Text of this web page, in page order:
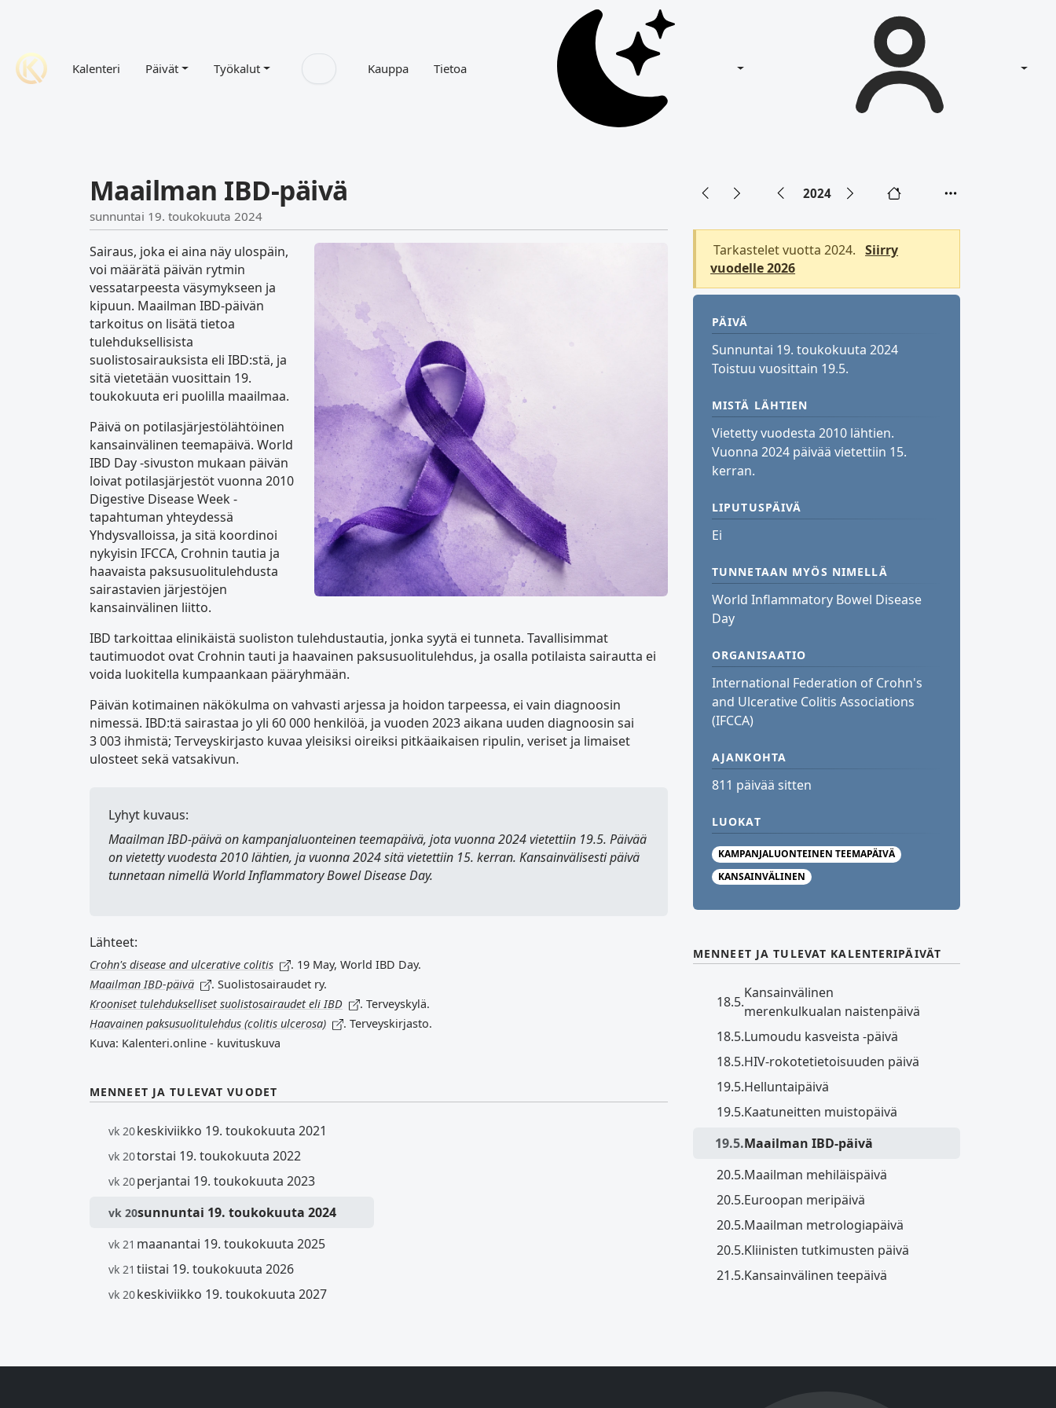
Kalenteri Päivät Työkalut Kauppa Tietoa
Maailman IBD-päivä
sunnuntai 19. toukokuuta 2024
2024
Sairaus, joka ei aina näy ulospäin,
voi määrätä päivän rytmin
vessatarpeesta väsymykseen ja
kipuun. Maailman IBD-päivän
tarkoitus on lisätä tietoa
tulehduksellisista
suolistosairauksista eli IBD:stä, ja
sitä vietetään vuosittain 19.
toukokuuta eri puolilla maailmaa.
Päivä on potilasjärjestölähtöinen
kansainvälinen teemapäivä. World
IBD Day -sivuston mukaan päivän
loivat potilasjärjestöt vuonna 2010
Digestive Disease Week -
tapahtuman yhteydessä
Yhdysvalloissa, ja sitä koordinoi
nykyisin IFCCA, Crohnin tautia ja
haavaista paksusuolitulehdusta
sairastavien järjestöjen
kansainvälinen liitto.
IBD tarkoittaa elinikäistä suoliston tulehdustautia, jonka syytä ei tunneta. Tavallisimmat
tautimuodot ovat Crohnin tauti ja haavainen paksusuolitulehdus, ja osalla potilaista sairautta ei
voida luokitella kumpaankaan pääryhmään.
Päivän kotimainen näkökulma on vahvasti arjessa ja hoidon tarpeessa, ei vain diagnoosin
nimessä. IBD:tä sairastaa jo yli 60 000 henkilöä, ja vuoden 2023 aikana uuden diagnoosin sai
3 003 ihmistä; Terveyskirjasto kuvaa yleisiksi oireiksi pitkäaikaisen ripulin, veriset ja limaiset
ulosteet sekä vatsakivun.
Lyhyt kuvaus:
Maailman IBD-päiväon kampanjaluonteinen teemapäivä, jota vuonna 2024 vietettiin 19.5. Päivää
on vietetty vuodesta 2010 lähtien, ja vuonna 2024 sitä vietettiin 15. kerran. Kansainvälisesti päivä
tunnetaan nimellä World Inflammatory Bowel Disease Day.
Lähteet:
Crohn's disease and ulcerative colitis
. 19 May, World IBD Day.
Maailman IBD-päivä
. Suolistosairaudet ry.
Krooniset tulehdukselliset suolistosairaudet eli IBD
. Terveyskylä.
Haavainen paksusuolitulehdus (colitis ulcerosa)
. Terveyskirjasto.
Kuva: Kalenteri.online - kuvituskuva
MENNEET JA TULEVAT VUODET
vk 20keskiviikko 19. toukokuuta 2021
vk 20torstai 19. toukokuuta 2022
vk 20perjantai 19. toukokuuta 2023
vk 20sunnuntai 19. toukokuuta 2024
vk 21 maanantai 19. toukokuuta 2025
vk 21 tiistai 19. toukokuuta 2026
vk 20keskiviikko 19. toukokuuta 2027
Tarkastelet vuotta 2024. Siirry
vuodelle 2026
PÄIVÄ
Sunnuntai 19. toukokuuta 2024
Toistuu vuosittain 19.5.
MISTÄ LÄHTIEN
Vietetty vuodesta 2010 lähtien.
Vuonna 2024 päivää vietettiin 15.
kerran.
LIPUTUSPÄIVÄ
Ei
TUNNETAAN MYÖS NIMELLÄ
World Inflammatory Bowel Disease
Day
ORGANISAATIO
International Federation of Crohn's
and Ulcerative Colitis Associations
(IFCCA)
AJANKOHTA
811 päivää sitten
LUOKAT
KAMPANJALUONTEINEN TEEMAPÄIVÄ
KANSAINVÄLINEN
MENNEET JA TULEVAT KALENTERIPÄIVÄT
18.5.
Kansainvälinen
merenkulkualan naistenpäivä
18.5.Lumoudu kasveista -päivä
18.5.HIV-rokotetietoisuuden päivä
19.5.Helluntaipäivä
19.5.Kaatuneitten muistopäivä
19.5.Maailman IBD-päivä
20.5.Maailman mehiläispäivä
20.5.Euroopan meripäivä
20.5.Maailman metrologiapäivä
20.5.Kliinisten tutkimusten päivä
21.5.Kansainvälinen teepäivä